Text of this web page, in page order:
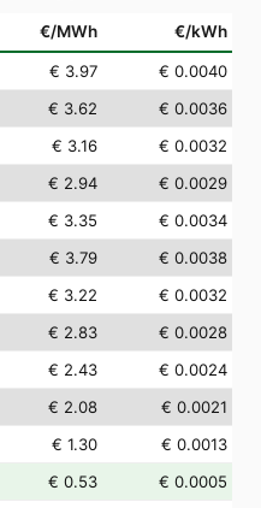
€/MWh €/kWh
€ 3.97
€ 0.0040
€ 3.62
€ 0.0036
€ 3.16
€ 0.0032
€ 2.94
€ 0.0029
€ 3.35
€ 0.0034
€ 3.79
€ 0.0038
€ 3.22
€ 0.0032
€ 2.83
€ 0.0028
€ 2.43
€ 0.0024
€ 2.08
€ 0.0021
€ 1.30
€ 0.0013
€ 0.53
€ 0.0005